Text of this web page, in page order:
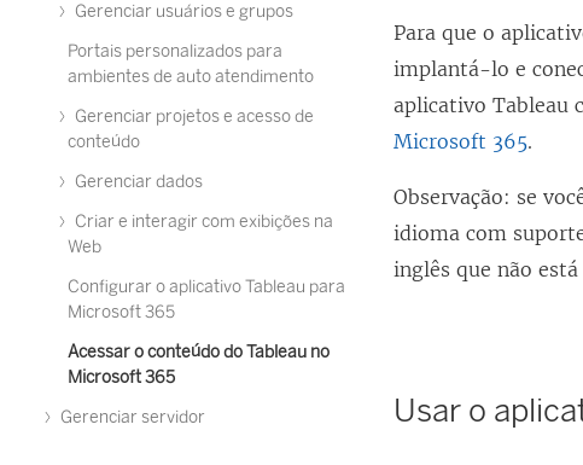
Gerenciar usuários e grupos
Portais personalizados para
ambientes de auto atendimento
Gerenciar projetos e acesso de
conteúdo
Gerenciar dados
Criar e interagir com exibições na
Web
Configurar o aplicativo Tableau para
Microsoft 365
Acessar o conteúdo do Tableau no
Microsoft 365
Gerenciar servidor
Para que o
implantá-lo e
aplicativo Tableau
Microsoft 365.
Observação: se
idioma com
inglês que não
Usar o